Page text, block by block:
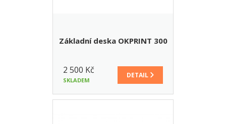
Základní deska OKPRINT 300
2 500 Kč
SKLADEM
DETAIL